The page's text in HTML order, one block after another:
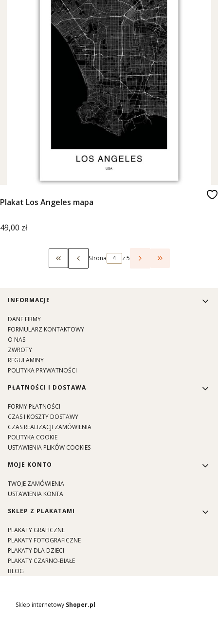
Plakat Los Angeles mapa
Cena
49,00 zł
Wróć do pierwszej strony z produktami
Strona z 5 Przejdź do
Linki w stopce
INFORMACJE
DANE FIRMY
FORMULARZ KONTAKTOWY
O NAS
ZWROTY
REGULAMINY
POLITYKA PRYWATNOŚCI
PŁATNOŚCI I DOSTAWA
FORMY PŁATNOŚCI
CZAS I KOSZTY DOSTAWY
CZAS REALIZACJI ZAMÓWIENIA
POLITYKA COOKIE
USTAWIENIA PLIKÓW COOKIES
MOJE KONTO
TWOJE ZAMÓWIENIA
USTAWIENIA KONTA
SKLEP Z PLAKATAMI
PLAKATY GRAFICZNE
PLAKATY FOTOGRAFICZNE
PLAKATY DLA DZIECI
PLAKATY CZARNO-BIAŁE
BLOG
Sklep internetowy Shoper.pl